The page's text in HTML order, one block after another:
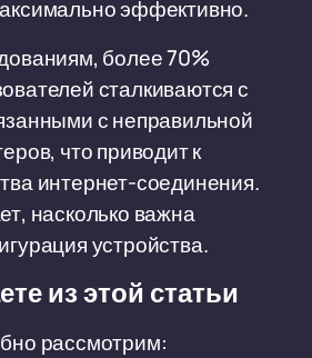
эффективно.
более 70%
сталкиваются с
с неправильной
что приводит к
интернет-соединения.
насколько важна
устройства.
из этой статьи
рассмотрим: